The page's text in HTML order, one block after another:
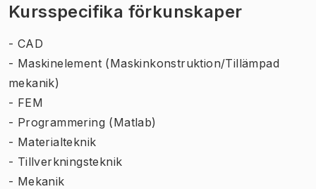
Kursspecifika förkunskaper
- CAD
- Maskinelement (Maskinkonstruktion/Tillämpad
mekanik)
- FEM
- Programmering (Matlab)
- Materialteknik
- Tillverkningsteknik
- Mekanik